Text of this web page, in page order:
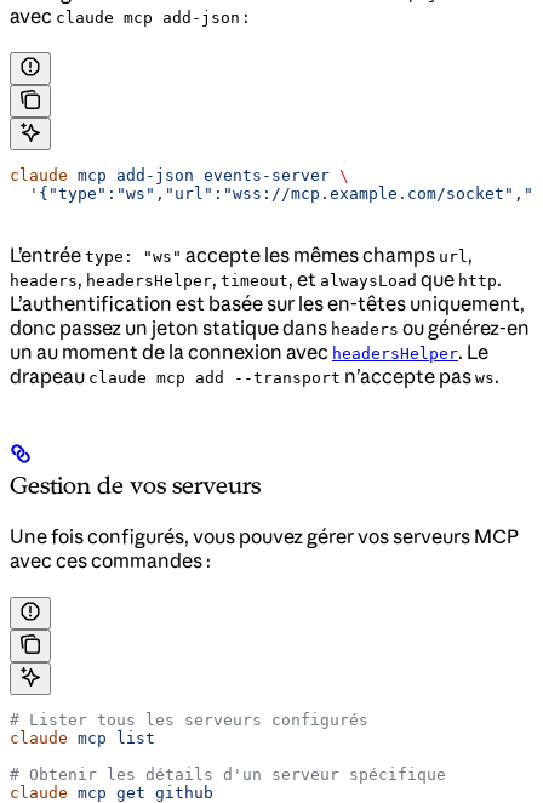
avec claude mcp add-json :
claude mcp add-json events-server \
'{"type":"ws","url":"wss://mcp.example.com/
L’entrée type: "ws" accepte les mêmes champs url ,
headers, headersHelper, timeout, et alwaysLoad que http.
L’authentification est basée sur les en-têtes uniquement,
donc passez un jeton statique dans headers ou générez-en
un au moment de la connexion avec headersHelper. Le
drapeau claude mcp add --transport n’accepte pas ws.
Gestion de vos serveurs
Une fois configurés, vous pouvez gérer vos serveurs MCP
avec ces commandes :
# Lister tous les serveurs configurés
claude mcp list
# Obtenir les détails d'un serveur spécifique
claude mcp get github